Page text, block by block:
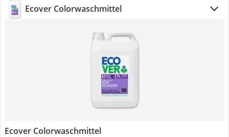
Ecover Colorwaschmittel
Ecover Colorwaschmittel